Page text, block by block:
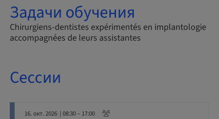
Задачи обучения
Chirurgiens-dentistes expérimentés en implantologie
accompagnées de leurs assistantes
Сессии
16. окт. 2026 | 08:30 – 17:00